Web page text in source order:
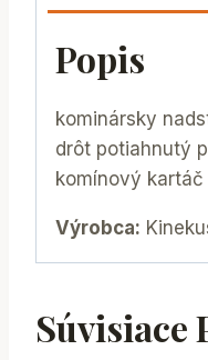
Popis
kominársky
drôt potiahnutý
komínový kartáč
Výrobca:
Súvisiace